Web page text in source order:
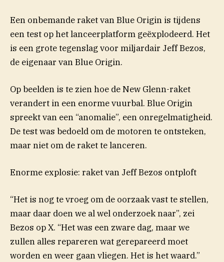
Een onbemande raket van Blue Origin is tijdens
een test op het lanceerplatform geëxplodeerd. Het
is een grote tegenslag voor miljardair Jeff Bezos,
de eigenaar van Blue Origin.
Op beelden is te zien hoe de New Glenn-raket
verandert in een enorme vuurbal. Blue Origin
spreekt van een “anomalie”, een onregelmatigheid.
De test was bedoeld om de motoren te ontsteken,
maar niet om de raket te lanceren.
Enorme explosie: raket van Jeff Bezos ontploft
“Het is nog te vroeg om de oorzaak vast te stellen,
maar daar doen we al wel onderzoek naar”, zei
Bezos op X. “Het was een zware dag, maar we
zullen alles repareren wat gerepareerd moet
worden en weer gaan vliegen. Het is het waard.”